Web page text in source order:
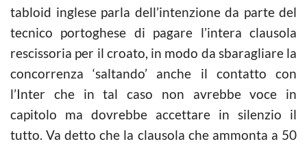
tabloid inglese parla dell’intenzione da parte del
tecnico portoghese di pagare l’intera clausola
rescissoria per il croato, in modo da sbaragliare la
concorrenza ‘saltando’ anche il contatto con
l’Inter che in tal caso non avrebbe voce in
capitolo ma dovrebbe accettare in silenzio il
tutto. Va detto che la clausola che ammonta a 50